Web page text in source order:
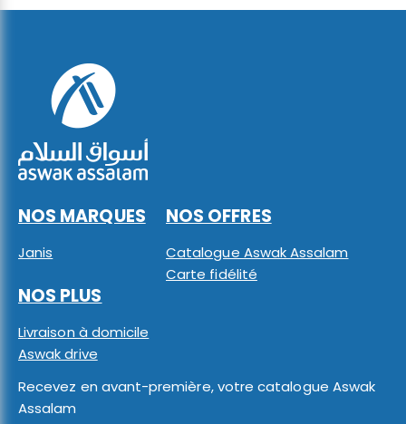
NOS MARQUES
Janis
NOS OFFRES
Catalogue Aswak Assalam
Carte fidélité
NOS PLUS
Livraison à domicile
Aswak drive
Recevez en avant-première, votre catalogue Aswak
Assalam